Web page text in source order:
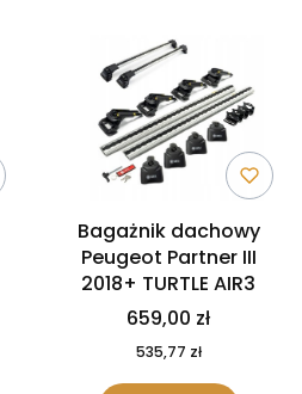
Bagażnik dachowy
Peugeot Partner III
2018+ TURTLE AIR3
659,00 zł
535,77 zł